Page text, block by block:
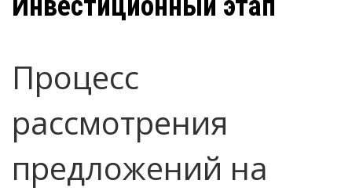
Процесс
рассмотрения
предложений на